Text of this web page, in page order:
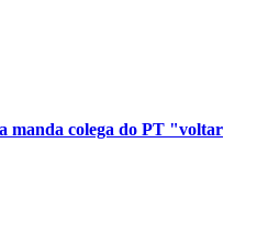
manda colega do PT "voltar